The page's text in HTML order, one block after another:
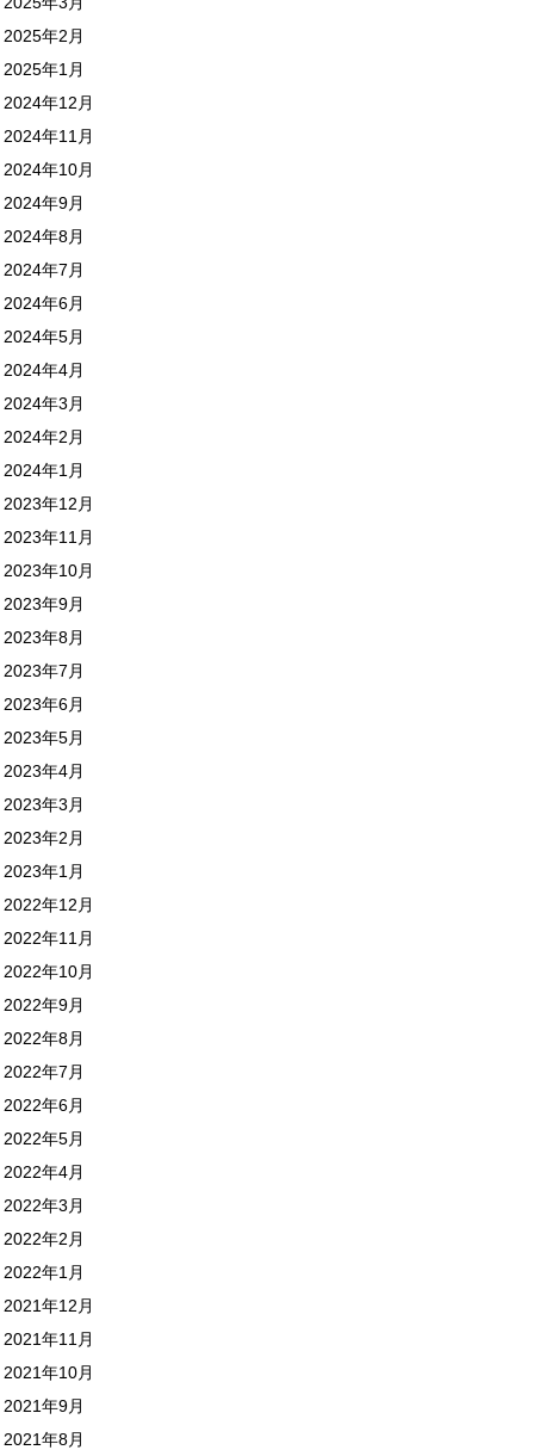
2025年2月
2025年1月
2024年12月
2024年11月
2024年10月
2024年9月
2024年8月
2024年7月
2024年6月
2024年5月
2024年4月
2024年3月
2024年2月
2024年1月
2023年12月
2023年11月
2023年10月
2023年9月
2023年8月
2023年7月
2023年6月
2023年5月
2023年4月
2023年3月
2023年2月
2023年1月
2022年12月
2022年11月
2022年10月
2022年9月
2022年8月
2022年7月
2022年6月
2022年5月
2022年4月
2022年3月
2022年2月
2022年1月
2021年12月
2021年11月
2021年10月
2021年9月
2021年8月